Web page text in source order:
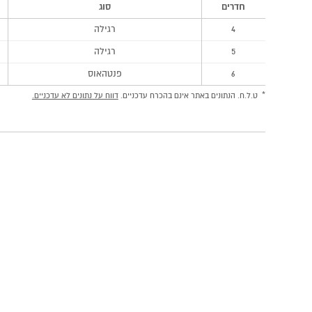
חדרים סוג
4 רגילה
5 רגילה
6 פנטהאוס
ט.ל.ח. הנתונים באתר אינם בהכרח עדכניים.דווח על נתונים לא עדכניים.